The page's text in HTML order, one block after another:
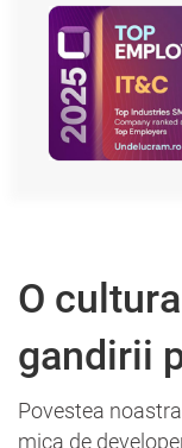
O
gandirii
Povestea
mica de